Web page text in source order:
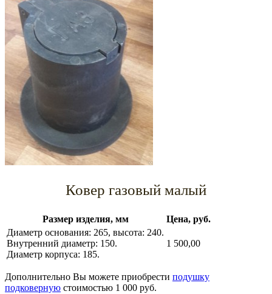
Ковер газовый малый
Размер изделия, мм
Цена, руб.
Диаметр основания: 265, высота: 240.
Внутренний диаметр: 150.
Диаметр корпуса: 185.
1 500,00
Дополнительно Вы можете приобрести подушку
подковерную стоимостью 1 000 руб.